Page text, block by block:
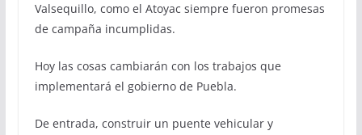
Valsequillo, como el Atoyac siempre fueron promesas
de campaña incumplidas.
Hoy las cosas cambiarán con los trabajos que
implementará el gobierno de Puebla.
De entrada, construir un puente vehicular y